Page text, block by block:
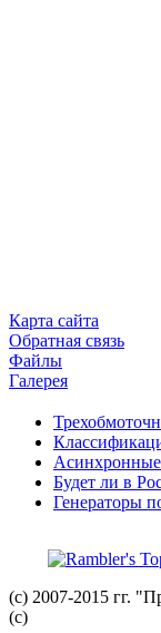
Карта сайта
Обратная связь
Файлы
Галерея
Асинхронные
Будет ли в
Генераторы
(с) 2007-2015 гг.
(c)